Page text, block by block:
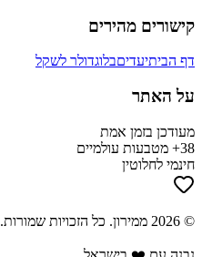
קישורים מהירים
דף הביתיעדיםבלוגדולר לשקל
על האתר
מעודכן בזמן אמת
38+ מטבעות עולמיים
חינמי לחלוטין
©
2026 ממירון. כל הזכויות שמורות.